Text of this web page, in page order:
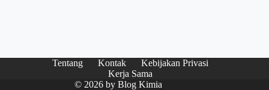
Tentang Kontak
Kebijakan Privasi
Kerja Sama
© 2026 byBlog Kimia